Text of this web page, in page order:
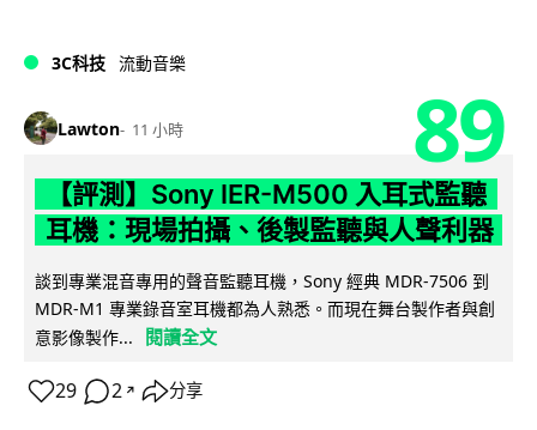
3C科技 流動音樂
Lawton 11 小時 89
【評測】Sony IER-M500 入耳式監聽
耳機：現場拍攝、後製監聽與人聲利器
談到專業混音專用的聲音監聽耳機，Sony 經典 MDR-7506 到
MDR-M1 專業錄音室耳機都為人熟悉。而現在舞台製作者與創
意影像製作...
閱讀全文
29 2 ↗ 分享